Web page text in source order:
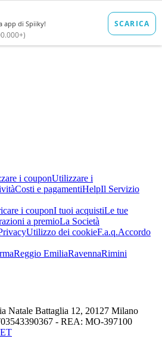
i couponUtilizzare i
Costi e pagamentiHelpIl Servizio
i couponI tuoi acquistiLe tue
a premioLa Società
Utilizzo dei cookieF.a.q.Accordo
Reggio EmiliaRavennaRimini
Natale Battaglia 12, 20127 Milano
- REA: MO-397100